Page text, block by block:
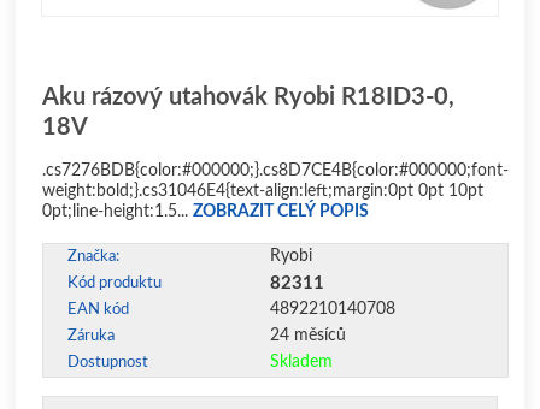
Aku rázový utahovák Ryobi R18ID3-0,
18V
.cs7276BDB{color:#000000;}.cs8D7CE4B{color:#000000;font-
weight:bold;}.cs31046E4{text-align:left;margin:0pt 0pt 10pt
0pt;line-height:1.5... ZOBRAZIT CELÝ POPIS
Značka: Ryobi
Kód produktu 82311
EAN kód 4892210140708
Záruka 24 měsíců
Dostupnost Skladem